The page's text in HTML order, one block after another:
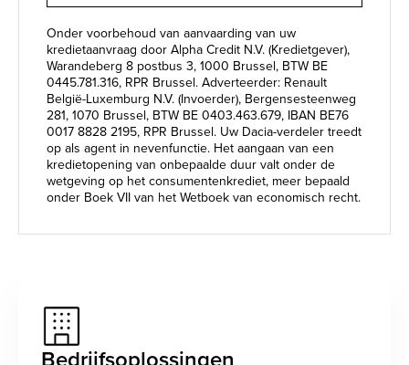
Onder voorbehoud van aanvaarding van uw
kredietaanvraag door Alpha Credit N.V. (Kredietgever),
Warandeberg 8 postbus 3, 1000 Brussel, BTW BE
0445.781.316, RPR Brussel. Adverteerder: Renault
België-Luxemburg N.V. (Invoerder), Bergensesteenweg
281, 1070 Brussel, BTW BE 0403.463.679, IBAN BE76
0017 8828 2195, RPR Brussel. Uw Dacia-verdeler treedt
op als agent in nevenfunctie. Het aangaan van een
kredietopening van onbepaalde duur valt onder de
wetgeving op het consumentenkrediet, meer bepaald
onder Boek VII van het Wetboek van economisch recht.